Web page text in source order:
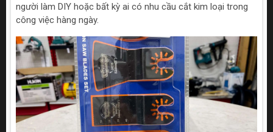
người làm DIY hoặc bất kỳ ai có nhu cầu cắt kim loại trong
công việc hàng ngày.